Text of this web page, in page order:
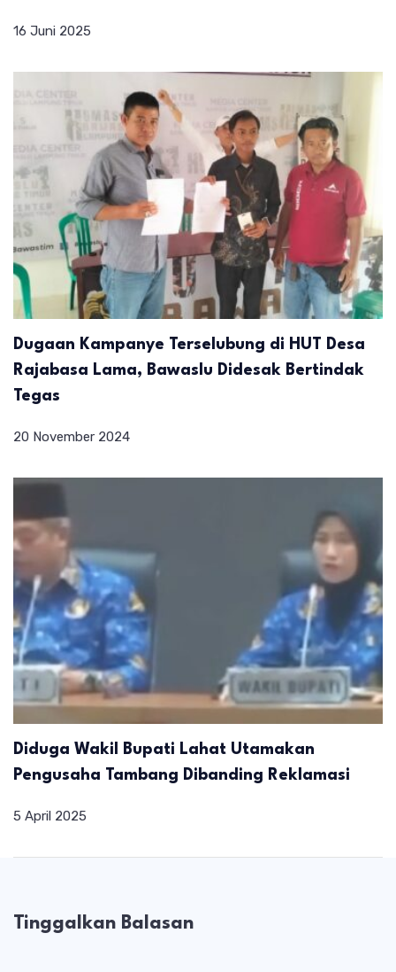
16 Juni 2025
Dugaan Kampanye Terselubung di HUT Desa
Rajabasa Lama, Bawaslu Didesak Bertindak
Tegas
20 November 2024
Diduga Wakil Bupati Lahat Utamakan
Pengusaha Tambang Dibanding Reklamasi
5 April 2025
Tinggalkan Balasan